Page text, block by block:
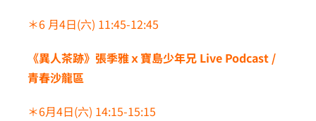
＊6 月4日(六) 11:45-12:45
《異人茶跡》張季雅ｘ寶島少年兄 Live Podcast /
青春沙龍區
＊6月4日(六) 14:15-15:15